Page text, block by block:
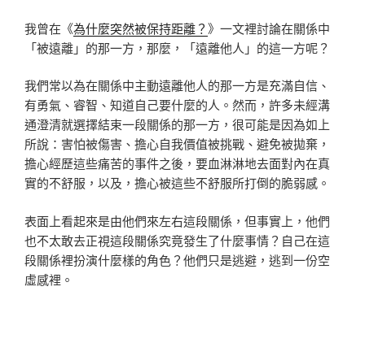
我曾在《為什麼突然被保持距離？》一文裡討論在關係中
「被遠離」的那一方，那麼，「遠離他人」的這一方呢？
我們常以為在關係中主動遠離他人的那一方是充滿自信、
有勇氣、睿智、知道自己要什麼的人。然而，許多未經溝
通澄清就選擇結束一段關係的那一方，很可能是因為如上
所說：害怕被傷害、擔心自我價值被挑戰、避免被拋棄，
擔心經歷這些痛苦的事件之後，要血淋淋地去面對內在真
實的不舒服，以及，擔心被這些不舒服所打倒的脆弱感。
表面上看起來是由他們來左右這段關係，但事實上，他們
也不太敢去正視這段關係究竟發生了什麼事情？自己在這
段關係裡扮演什麼樣的角色？他們只是逃避，逃到一份空
虛感裡。